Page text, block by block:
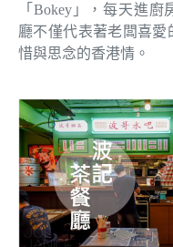
「Bokey」，每天進
廳不僅代表著老闆喜
惜與思念的香港情。